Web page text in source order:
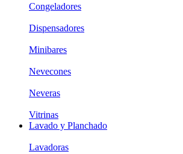
Congeladores
Dispensadores
Minibares
Nevecones
Neveras
Vitrinas
Lavado y Planchado
Lavadoras